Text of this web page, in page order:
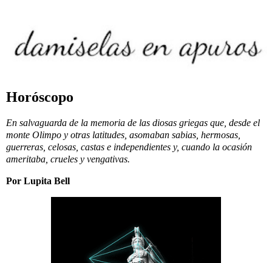
Horóscopo
En salvaguarda de la memoria de las diosas griegas que, desde el
monte Olimpo y otras latitudes, asomaban sabias, hermosas,
guerreras, celosas, castas e independientes y, cuando la ocasión
ameritaba, crueles y vengativas.
Por Lupita Bell